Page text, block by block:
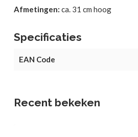
Afmetingen: ca. 31 cm hoog
Specificaties
EAN Code
Recent bekeken